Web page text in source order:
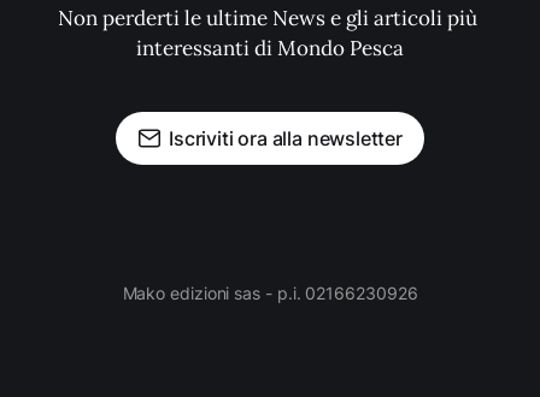
Non perderti le ultime News e gli articoli più
interessanti di Mondo Pesca
Iscriviti ora alla newsletter
Mako edizioni sas - p.i. 02166230926